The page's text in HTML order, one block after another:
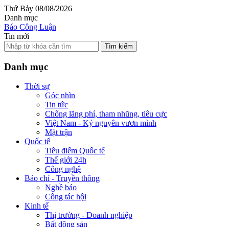
Thứ Bảy 08/08/2026
Danh mục
Báo Công Luận
Tin mới
Tìm kiếm
Danh mục
Thời sự
Góc nhìn
Tin tức
Chống lãng phí, tham nhũng, tiêu cực
Việt Nam - Kỷ nguyên vươn mình
Mặt trận
Quốc tế
Tiêu điểm Quốc tế
Thế giới 24h
Công nghệ
Báo chí - Truyền thông
Nghề báo
Công tác hội
Kinh tế
Thị trường - Doanh nghiệp
Bất động sản